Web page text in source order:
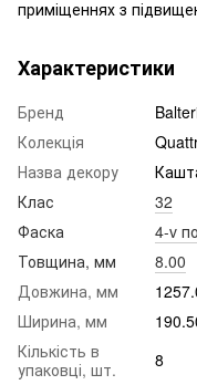
приміщеннях з
Характеристики
Бренд
Колекція
Назва декору
Клас
32
Фаска
4-v
Товщина, мм
8.00
Довжина, мм
Ширина, мм
Кількість в
упаковці, шт.
8